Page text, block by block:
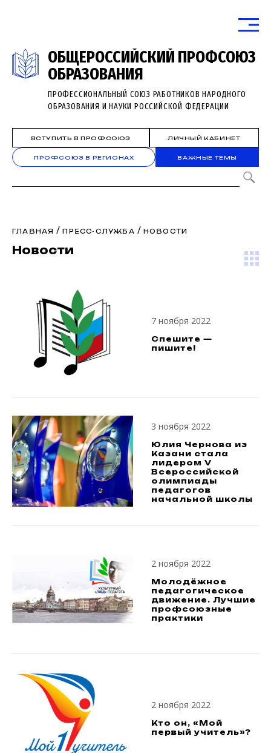
ОБЩЕРОССИЙСКИЙ ПРОФСОЮЗ
ОБРАЗОВАНИЯ
ПРОФЕССИОНАЛЬНЫЙ СОЮЗ РАБОТНИКОВ НАРОДНОГО
ОБРАЗОВАНИЯ И НАУКИ РОССИЙСКОЙ ФЕДЕРАЦИИ
ВСТУПИТЬ В ПРОФСОЮЗ ЛИЧНЫЙ КАБИНЕТ
ПРОФСОЮЗ В РЕГИОНАХ ВАЖНЫЕ ТЕМЫ
ГЛАВНАЯ /ПРЕСС-СЛУЖБА / НОВОСТИ
Новости
7 ноября 2022
Спешите —
пишите!
3 ноября 2022
Юлия Чернова из
Казани стала
лидером V
Всероссийской
олимпиады
педагогов
начальной школы
2 ноября 2022
Молодёжное
педагогическое
движение. Лучшие
профсоюзные
практики
2 ноября 2022
Кто он, «Мой
первый учитель»?